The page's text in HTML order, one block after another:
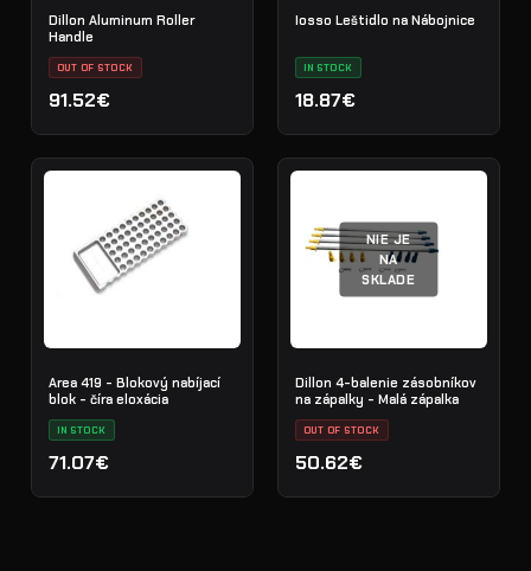
Dillon Aluminum Roller
Handle
OUT OF STOCK
91.52€
Iosso Leštidlo na Nábojnice
IN STOCK
18.87€
Area 419 - Blokový nabíjací
blok - číra eloxácia
IN STOCK
71.07€
NIE JE
NA
SKLADE
Dillon 4-balenie zásobníkov
na zápalky - Malá zápalka
OUT OF STOCK
50.62€